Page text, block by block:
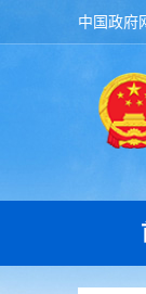
中国政府